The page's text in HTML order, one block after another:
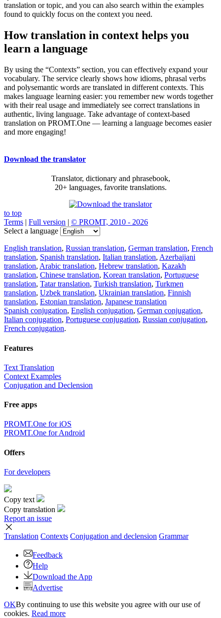
translation or topic, and you can also search within the examples
found to quickly focus on the context you need.
How translation in context helps you
learn a language
By using the “Contexts” section, you can effectively expand your
vocabulary. The service clearly shows how idioms, phrasal verbs
and polysemantic words are translated in different contexts. This
makes language learning easier: you remember new words together
with their real usage and immediately see correct translations in
authentic, living language. Take advantage of context-based
translation on PROMT.One — learning a language becomes easier
and more engaging!
Download the translator
Translator, dictionary and phrasebook,
20+ languages, favorite translations.
to top
Terms | Full version | © PROMT, 2010 - 2026
Select a language
English translation, Russian translation, German translation, French
translation, Spanish translation, Italian translation, Azerbaijani
translation, Arabic translation, Hebrew translation, Kazakh
translation, Chinese translation, Korean translation, Portuguese
translation, Tatar translation, Turkish translation, Turkmen
translation, Uzbek translation, Ukrainian translation, Finnish
translation, Estonian translation, Japanese translation
Spanish conjugation, English conjugation, German conjugation,
Italian conjugation, Portuguese conjugation, Russian conjugation,
French conjugation.
Features
Text Translation
Context Examples
Conjugation and Declension
Free apps
PROMT.One for iOS
PROMT.One for Android
Offers
For developers
Copy text
Copy translation
Report an issue
Translation Contexts Conjugation and declension Grammar
Feedback
Help
Download the App
Advertise
OKBy continuing to use this website you agree with our use of
cookies. Read more